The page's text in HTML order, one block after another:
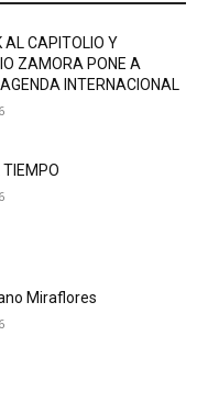
AL CAPITOLIO Y
ZAMORA PONE A
INTERNACIONAL
Miraflores